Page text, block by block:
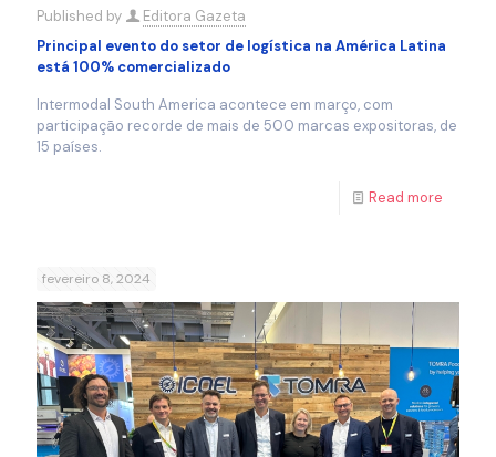
Published by
Editora Gazeta
Principal evento do setor de logística na América Latina
está 100% comercializado
Intermodal South America acontece em março, com
participação recorde de mais de 500 marcas expositoras, de
15 países.
Read more
fevereiro 8, 2024